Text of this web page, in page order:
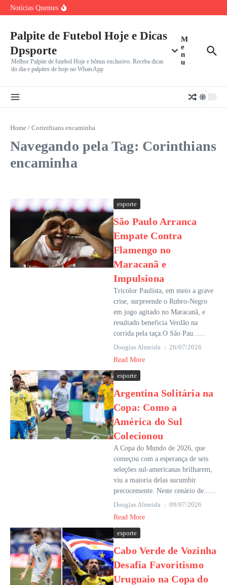
Ir para o conteúdo
Notícias Quentes
João Fonseca reencontra Ben Shelton nas oitavas do
Cruzeiro mira G-5 do Brasileirão contra Mirassol ameaçado
pelo Z-4:
Palpite de Futebol Hoje e Dicas
Dpsporte
Melhor Palpite de futebol Hoje e bônus exclusivo. Receba dicas
do dia e palpites de hoje no WhatsApp
M
e
n
u
Home / Corinthians encaminha
Navegando pela Tag: Corinthians
encaminha
esporte
São Paulo Arranca
Empate Contra
Flamengo no
Maracanã e
Impulsiona
Tricolor Paulista, em meio a grave
crise, surpreende o Rubro-Negro
em jogo agitado no Maracanã, e
resultado beneficia Verdão na
corrida pela taça.O São Pau......
Douglas Almeida
26/07/2026
Read More
esporte
Argentina Solitária na
Copa: Como a
América do Sul
Colecionou
A Copa do Mundo de 2026, que
começou com a esperança de seis
seleções sul-americanas brilharem,
viu a maioria delas sucumbir
precocemente. Neste cenário de......
Douglas Almeida
09/07/2026
Read More
esporte
Cabo Verde de Vozinha
Desafia Favoritismo
Uruguaio na Copa do